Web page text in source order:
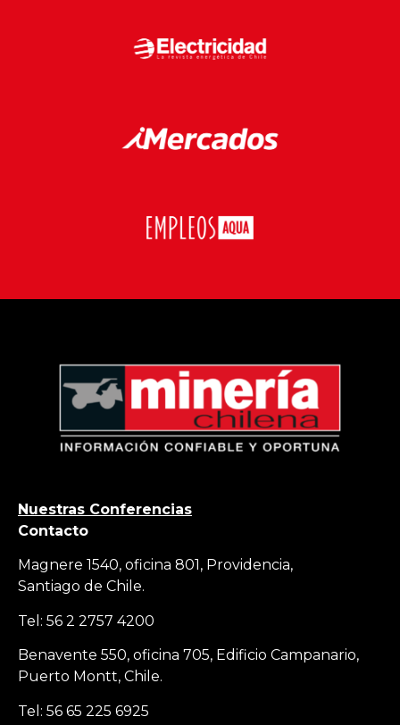
Nuestras Conferencias
Contacto
Magnere 1540, oficina 801, Providencia,
Santiago de Chile.
Tel: 56 2 2757 4200
Benavente 550, oficina 705, Edificio Campanario,
Puerto Montt, Chile.
Tel: 56 65 225 6925